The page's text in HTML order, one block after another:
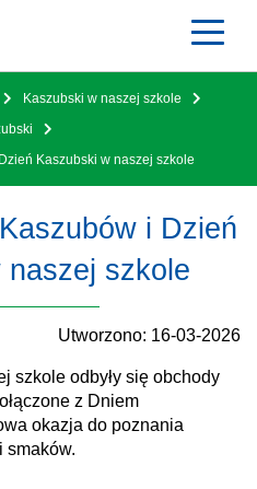
Kaszubski w naszej szkole
Kaszubski w naszej szkole
i Dzień
naszej szkole
Utworzono: 16-03-2026
szkole odbyły się obchody
z Dniem
okazja do poznania
smaków.